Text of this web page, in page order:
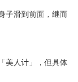
子滑到前面，继而
人计」，但具体